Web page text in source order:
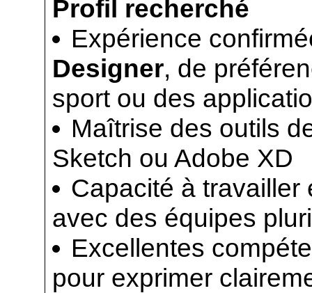
Profil recherché
Expérience
Designer, de
sport ou des
Maîtrise des outils
Sketch ou Adobe XD
Capacité à travailler
avec des équipes
Excellentes
pour exprimer